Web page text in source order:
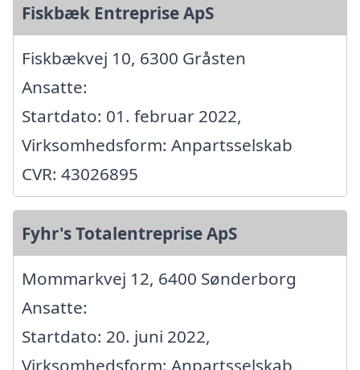
Fiskbæk Entreprise ApS
Fiskbækvej 10, 6300 Gråsten
Ansatte:
Startdato: 01. februar 2022,
Virksomhedsform: Anpartsselskab
CVR: 43026895
Fyhr's Totalentreprise ApS
Mommarkvej 12, 6400 Sønderborg
Ansatte:
Startdato: 20. juni 2022,
Virksomhedsform: Anpartsselskab